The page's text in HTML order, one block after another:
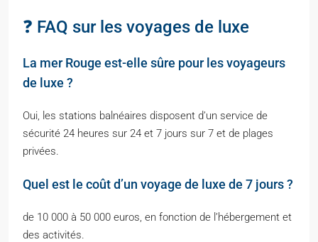
❓ FAQ sur les voyages de luxe
La mer Rouge est-elle sûre pour les voyageurs
de luxe ?
Oui, les stations balnéaires disposent d’un service de
sécurité 24 heures sur 24 et 7 jours sur 7 et de plages
privées.
Quel est le coût d’un voyage de luxe de 7 jours ?
de 10 000 à 50 000 euros, en fonction de l’hébergement et
des activités.